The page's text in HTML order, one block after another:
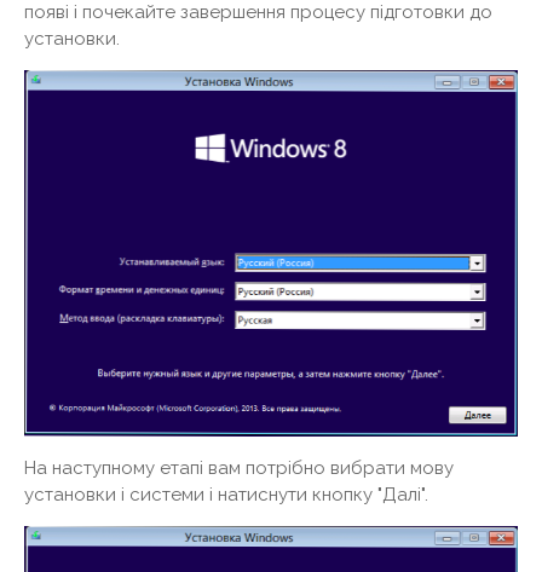
появі і почекайте завершення процесу підготовки до
установки.
На наступному етапі вам потрібно вибрати мову
установки і системи і натиснути кнопку "Далі".